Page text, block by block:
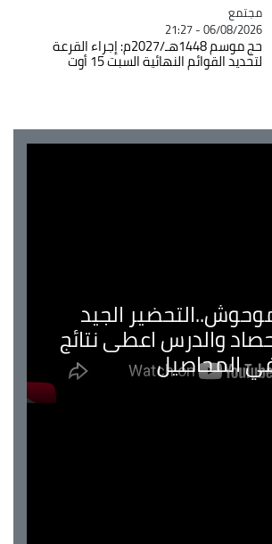
Catégorie
مجتمع
06/08/2026 - 21:27
حج موسم 1448هـ/2027م: إجراء القرعة
لتحديد القوائم النهائية السبت 15 أوت
الجيد
والدرس اعطى نتائج
المحاصيل